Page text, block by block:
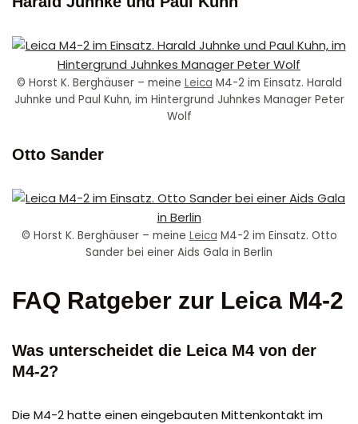
© Horst K. Berghäuser – meine Leica M4-2 im Einsatz. Harald
Juhnke und Paul Kuhn, im Hintergrund Juhnkes Manager Peter
Wolf
Otto Sander
© Horst K. Berghäuser – meine Leica M4-2 im Einsatz. Otto
Sander bei einer Aids Gala in Berlin
FAQ Ratgeber zur Leica M4-2
Was unterscheidet die Leica M4 von der
M4-2?
Die M4-2 hatte einen eingebauten Mittenkontakt im